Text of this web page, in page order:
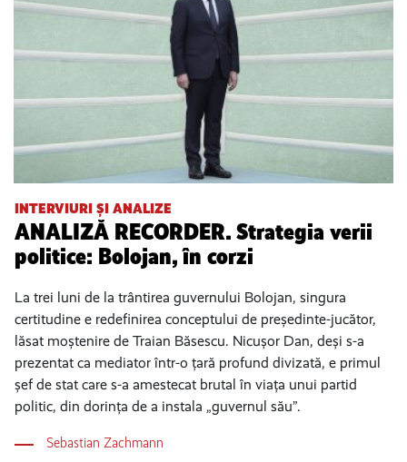
INTERVIURI ȘI ANALIZE
ANALIZĂ RECORDER. Strategia verii
politice: Bolojan, în corzi
La trei luni de la trântirea guvernului Bolojan, singura
certitudine e redefinirea conceptului de președinte-jucător,
lăsat moștenire de Traian Băsescu. Nicușor Dan, deși s-a
prezentat ca mediator într-o țară profund divizată, e primul
șef de stat care s-a amestecat brutal în viața unui partid
politic, din dorința de a instala „guvernul său”.
Sebastian Zachmann